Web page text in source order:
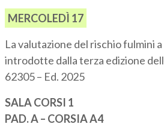
MERCOLEDÌ 17
La valutazione del rischio fulmini
introdotte dalla terza edizione
62305 – Ed. 2025
SALA CORSI 1
PAD. A – CORSIA A4